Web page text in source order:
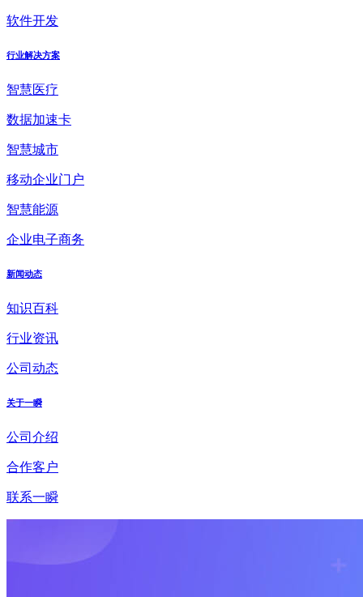
软件开发
行业解决方案
智慧医疗
数据加速卡
智慧城市
移动企业门户
智慧能源
企业电子商务
新闻动态
知识百科
行业资讯
公司动态
关于一瞬
公司介绍
合作客户
联系一瞬